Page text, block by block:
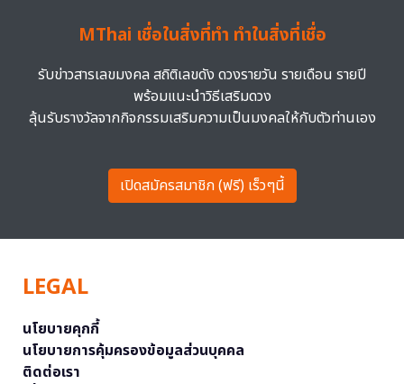
MThai เชื่อในสิ่งที่ทำ ทำในสิ่งที่เชื่อ
รับข่าวสารเลขมงคล สถิติเลขดัง ดวงรายวัน รายเดือน รายปี
พร้อมแนะนำวิธีเสริมดวง
ลุ้นรับรางวัลจากกิจกรรมเสริมความเป็นมงคลให้กับตัวท่านเอง
เปิดสมัครสมาชิก (ฟรี) เร็วๆนี้
LEGAL
นโยบายคุกกี้
นโยบายการคุ้มครองข้อมูลส่วนบุคคล
ติดต่อเรา